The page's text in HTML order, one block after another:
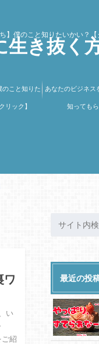
生き抜く
ち】僕のこと知りたいかい？【
のこと知りた
リック】
あなたのビジネス
知ってもら
ワ
い
紹
最近の投